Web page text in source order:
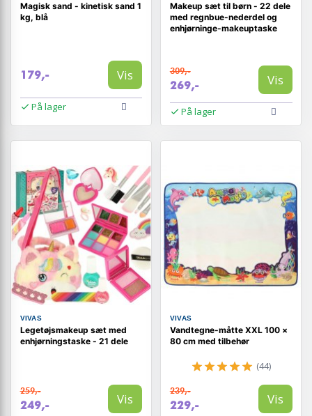
Magisk sand - kinetisk sand 1
kg, blå
179,- Vis
På lager
Makeup sæt til børn - 22 dele
med regnbue-nederdel og
enhjørninge-makeuptaske
309,-
269,- Vis
På lager
VIVAS
Legetøjsmakeup sæt med
enhjørningstaske - 21 dele
259,-
249,- Vis
VIVAS
Vandtegne-måtte XXL 100 ×
80 cm med tilbehør
(44)
239,-
229,- Vis